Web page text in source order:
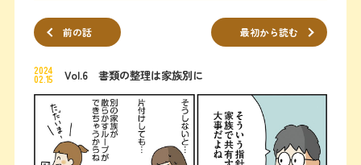
前の話 最初から読む
2024
02.15 Vol.6 書類の整理は家族別に